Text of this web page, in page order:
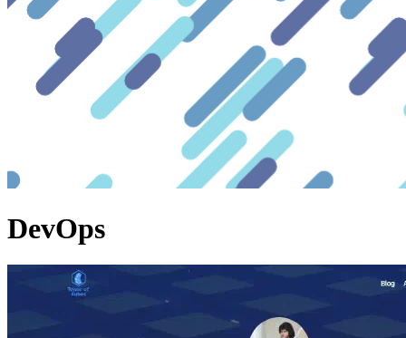
DevOps